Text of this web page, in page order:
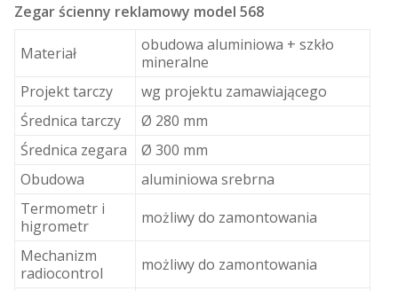
Zegar ścienny reklamowy model 568
Materiał
obudowa aluminiowa + szkło
mineralne
Projekt tarczy
wg projektu zamawiającego
Średnica tarczy
Ø 280 mm
Średnica zegara
Ø 300 mm
Obudowa
aluminiowa srebrna
Termometr i
higrometr
możliwy do zamontowania
Mechanizm
radiocontrol
możliwy do zamontowania